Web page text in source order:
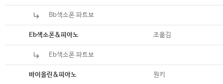
Bb색소폰 파트보
Eb색소폰&피아노 조옮김
Eb색소폰 파트보
바이올린&피아노 원키